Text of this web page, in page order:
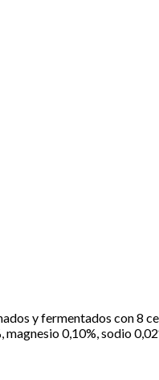
y fermentados con 8
0,10%, sodio